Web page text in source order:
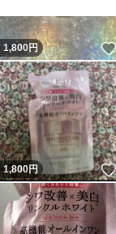
1,800円
1,800円